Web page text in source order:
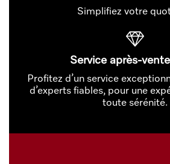
Simplifiez votre
Service après-
Profitez d’un service
d’experts fiables, pour une
toute sérénité.